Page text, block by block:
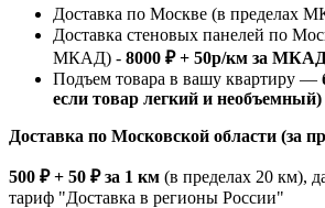
Доставка по Москве (в пределах
Доставка стеновых панелей по
МКАД) - 8000 ₽ + 50р/км за
Подъем товара в вашу квартиру —
если товар легкий и необъемный)
Доставка по Московской области (за
500 ₽ + 50 ₽ за 1 км (в пределах 20 км),
тариф "Доставка в регионы России"